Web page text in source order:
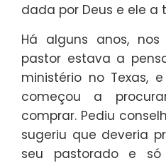
dada por Deus e ele a
Há alguns anos, nos
pastor estava a
ministério no Texas,
começou a
comprar. Pediu
sugeriu que deveria
seu pastorado e